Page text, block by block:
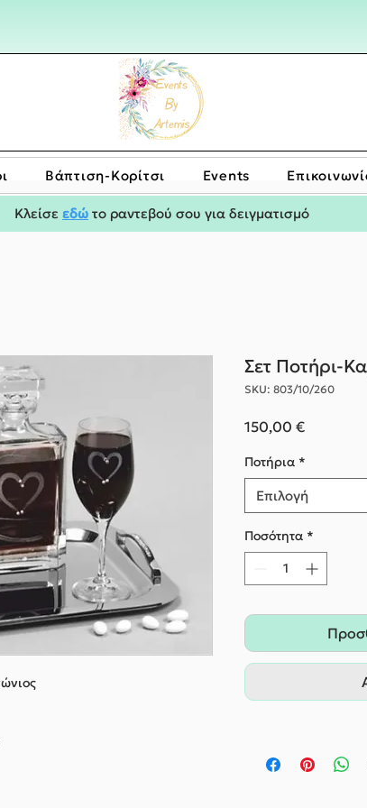
Bάπτιση-Κορίτσι Events
Κλείσε εδώ το ραντεβού σου για δειγματισμό
Σετ Ποτήρι-
SKU: 803/10/260
150,00 €Τιμή
Ποτήρια *
Επιλογή
Ποσότητα *